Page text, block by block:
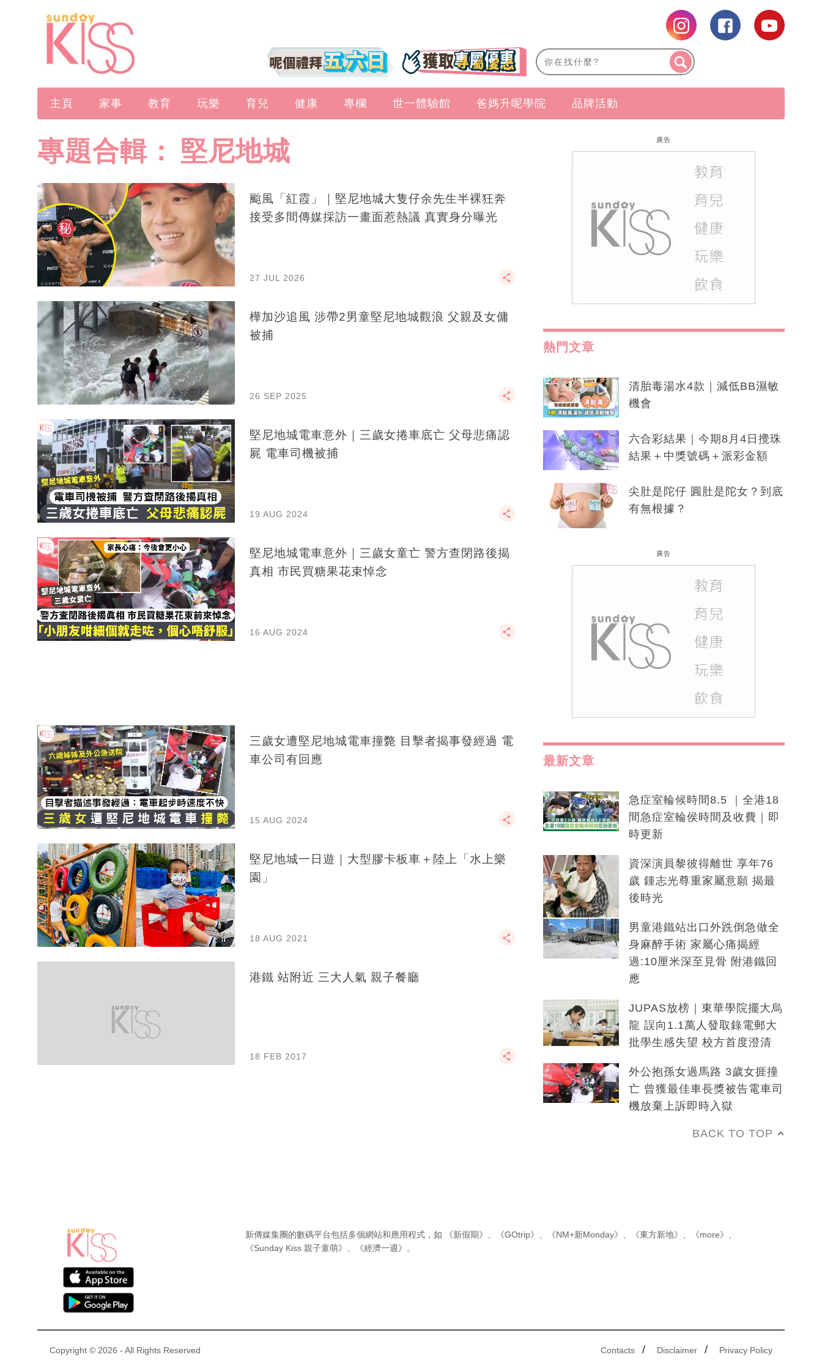
主頁 家事 教育 玩樂 育兒 健康 專欄 世一體驗館 爸媽升呢學院 品牌活動
專題合輯： 堅尼地城
颱風「紅霞」｜堅尼地城大隻仔余先生半裸狂奔
接受多間傳媒採訪一畫面惹熱議 真實身分曝光
27 JUL 2026
樺加沙追風 涉帶2男童堅尼地城觀浪 父親及女傭
被捕
26 SEP 2025
堅尼地城電車意外｜三歲女捲車底亡 父母悲痛認
屍 電車司機被捕
19 AUG 2024
堅尼地城電車意外｜三歲女童亡 警方查閉路後揭
真相 市民買糖果花束悼念
16 AUG 2024
三歲女遭堅尼地城電車撞斃 目擊者揭事發經過 電
車公司有回應
15 AUG 2024
堅尼地城一日遊｜大型膠卡板車＋陸上「水上樂
園」
18 AUG 2021
港鐵 站附近 三大人氣 親子餐廳
18 FEB 2017
廣告
熱門文章
清胎毒湯水4款｜減低BB濕敏
機會
六合彩結果｜今期8月4日攪珠
結果＋中獎號碼＋派彩金額
尖肚是陀仔 圓肚是陀女？到底
有無根據？
廣告
最新文章
急症室輪候時間8.5 ｜全港18
間急症室輪侯時間及收費｜即
時更新
資深演員黎彼得離世 享年76
歲 鍾志光尊重家屬意願 揭最
後時光
男童港鐵站出口外跣倒急做全
身麻醉手術 家屬心痛揭經
過:10厘米深至見骨 附港鐵回
應
JUPAS放榜｜東華學院擺大烏
龍 誤向1.1萬人發取錄電郵大
批學生感失望 校方首度澄清
外公抱孫女過馬路 3歲女捱撞
亡 曾獲最佳車長獎被告電車司
機放棄上訴即時入獄
BACK TO TOP
新傳媒集團的數碼平台包括多個網站和應用程式，如 《新假期》 《GOtrip》 《NM+新Monday》 《東方新地》 《more》
《Sunday Kiss 親子童萌》
《經濟一週》 。
Contacts / Disclaimer / Privacy Policy
Copyright © 2026 - All Rights Reserved